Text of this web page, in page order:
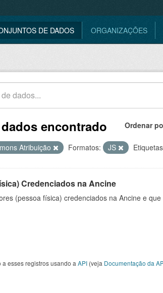
DE DADOS ORGANIZAÇÕES
Ordenar
encontrado
Atribuição Formatos: JS
Credenciados na Ancine
(pessoa física) credenciados na Ancine e
esses registros usando a API (veja Documentação da